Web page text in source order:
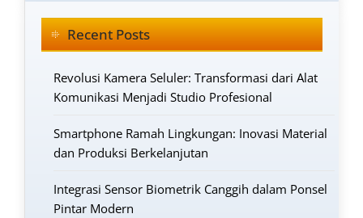
Recent Posts
Revolusi Kamera Seluler: Transformasi dari Alat
Komunikasi Menjadi Studio Profesional
Smartphone Ramah Lingkungan: Inovasi Material
dan Produksi Berkelanjutan
Integrasi Sensor Biometrik Canggih dalam Ponsel
Pintar Modern